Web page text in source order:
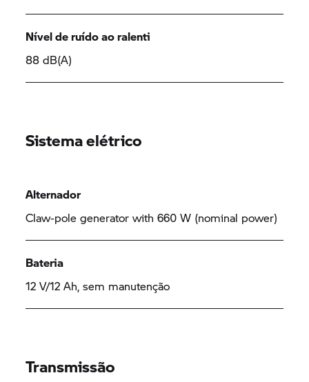
Nível de ruído ao ralenti
88 dB(A)
Sistema elétrico
Alternador
Claw-pole generator with 660 W (nominal power)
Bateria
12 V/12 Ah, sem manutenção
Transmissão